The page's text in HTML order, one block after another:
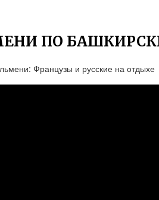
ПО
Французы и русские на отдыхе